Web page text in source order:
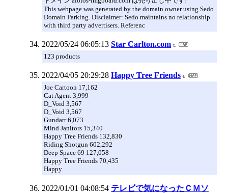
This webpage was generated by the domain owner using Sedo
Domain Parking. Disclaimer: Sedo maintains no relationship
with third party advertisers. Referenc
2022/05/24 06:05:13 Star Carlton.com
123 products
2022/04/05 20:29:28 Happy Tree Friends
Joe Cartoon 17,162
Cat Agent 3,999
D_Void 3,567
D_Void 3,567
Gundarr 6,073
Mind Janitors 15,340
Happy Tree Friends 132,830
Riding Shotgun 602,292
Deep Space 69 127,058
Happy Tree Friends 70,435
Happy
2022/01/01 04:08:54 テレビで気になったＣＭソ